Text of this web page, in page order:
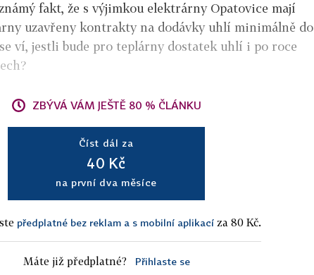
fakt, že s výjimkou elektrárny Opatovice mají
uzavřeny kontrakty na dodávky uhlí minimálně do
ví, jestli bude pro teplárny dostatek uhlí i po roce
ZBÝVÁ VÁM JEŠTĚ 80 % ČLÁNKU
Číst dál za
40 Kč
na první dva měsíce
předplatné bez reklam a s mobilní aplikací za 80 Kč.
Máte již předplatné? Přihlaste se